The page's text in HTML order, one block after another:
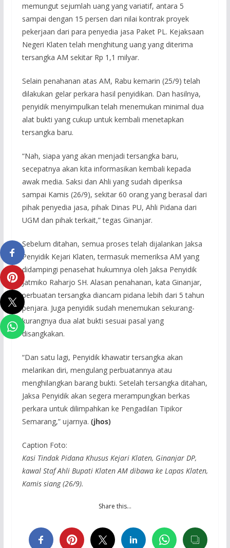
memungut sejumlah uang yang variatif, antara 5
sampai dengan 15 persen dari nilai kontrak proyek
pekerjaan dari para penyedia jasa Paket PL. Kejaksaan
Negeri Klaten telah menghitung uang yang diterima
tersangka AM sekitar Rp 1,1 milyar.
Selain penahanan atas AM, Rabu kemarin (25/9) telah
dilakukan gelar perkara hasil penyidikan. Dan hasilnya,
penyidik menyimpulkan telah menemukan minimal dua
alat bukti yang cukup untuk kembali menetapkan
tersangka baru.
“Nah, siapa yang akan menjadi tersangka baru,
secepatnya akan kita informasikan kembali kepada
awak media. Saksi dan Ahli yang sudah diperiksa
sampai Kamis (26/9), sekitar 60 orang yang berasal dari
pihak penyedia jasa, pihak Dinas PU, Ahli Pidana dari
UGM dan pihak terkait,” tegas Ginanjar.
Sebelum ditahan, semua proses telah dijalankan Jaksa
Penyidik Kejari Klaten, termasuk memeriksa AM yang
didampingi penasehat hukumnya oleh Jaksa Penyidik
Jatmiko Raharjo SH. Alasan penahanan, kata Ginanjar,
perbuatan tersangka diancam pidana lebih dari 5 tahun
penjara. Juga penyidik sudah menemukan sekurang-
kurangnya dua alat bukti sesuai pasal yang
disangkakan.
“Dan satu lagi, Penyidik khawatir tersangka akan
melarikan diri, mengulang perbuatannya atau
menghilangkan barang bukti. Setelah tersangka ditahan,
Jaksa Penyidik akan segera merampungkan berkas
perkara untuk dilimpahkan ke Pengadilan Tipikor
Semarang,” ujarnya. (jhos)
Caption Foto:
Kasi Tindak Pidana Khusus Kejari Klaten, Ginanjar DP,
kawal Staf Ahli Bupati Klaten AM dibawa ke Lapas Klaten,
Kamis siang (26/9).
Share this…